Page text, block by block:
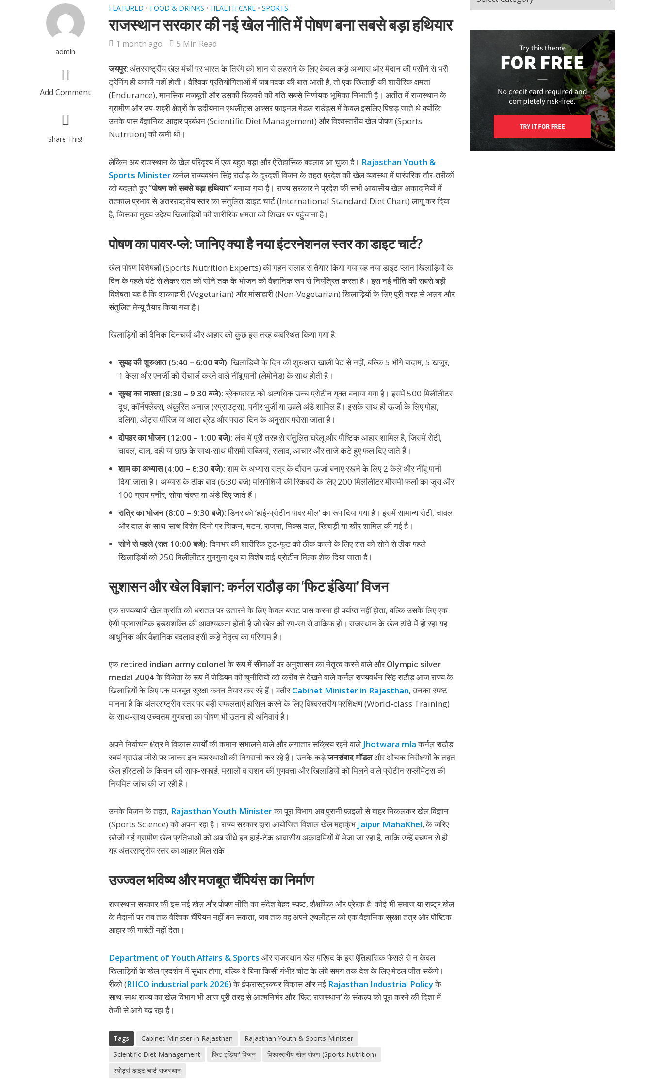
admin
Add Comment
Share This!
FEATURED • FOOD & DRINKS • HEALTH CARE • SPORTS
राजस्थान सरकार की नई खेल नीति में पोषण बना सबसे बड़ा हथियार
1 month ago 5 Min Read
जयपुर: अंतरराष्ट्रीय खेल मंचों पर भारत के तिरंगे को शान से लहराने के लिए केवल कड़े अभ्यास और मैदान की पसीने से भरी
ट्रेनिंग ही काफी नहीं होती। वैश्विक प्रतियोगिताओं में जब पदक की बात आती है, तो एक खिलाड़ी की शारीरिक क्षमता
(Endurance), मानसिक मजबूती और उसकी रिकवरी की गति सबसे निर्णायक भूमिका निभाती है। अतीत में राजस्थान के
ग्रामीण और उप-शहरी क्षेत्रों के उदीयमान एथलीट्स अक्सर फाइनल मेडल राउंड्स में केवल इसलिए पिछड़ जाते थे क्योंकि
उनके पास वैज्ञानिक आहार प्रबंधन (Scientific Diet Management) और विश्वस्तरीय खेल पोषण (Sports
Nutrition) की कमी थी।
लेकिन अब राजस्थान के खेल परिदृश्य में एक बहुत बड़ा और ऐतिहासिक बदलाव आ चुका है। Rajasthan Youth &
Sports Ministerकर्नल राज्यवर्धन सिंह राठौड़ के दूरदर्शी विजन के तहत प्रदेश की खेल व्यवस्था में पारंपरिक तौर-तरीकों
को बदलते हुए“पोषण को सबसे बड़ा हथियार”बनाया गया है। राज्य सरकार ने प्रदेश की सभी आवासीय खेल अकादमियों में
तत्काल प्रभाव से अंतरराष्ट्रीय स्तर का संतुलित डाइट चार्ट (International Standard Diet Chart) लागू कर दिया
है, जिसका मुख्य उद्देश्य खिलाड़ियों की शारीरिक क्षमता को शिखर पर पहुंचाना है।
पोषण का पावर-प्ले: जानिए क्या है नया इंटरनेशनल स्तर का डाइट चार्ट?
खेल पोषण विशेषज्ञों (Sports Nutrition Experts) की गहन सलाह से तैयार किया गया यह नया डाइट प्लान खिलाड़ियों के
दिन के पहले घंटे से लेकर रात को सोने तक के भोजन को वैज्ञानिक रूप से नियंत्रित करता है। इस नई नीति की सबसे बड़ी
विशेषता यह है कि शाकाहारी (Vegetarian) और मांसाहारी (Non-Vegetarian) खिलाड़ियों के लिए पूरी तरह से अलग और
संतुलित मेन्यू तैयार किया गया है।
खिलाड़ियों की दैनिक दिनचर्या और आहार को कुछ इस तरह व्यवस्थित किया गया है:
सुबह की शुरुआत (5:40 – 6:00 बजे):खिलाड़ियों के दिन की शुरुआत खाली पेट से नहीं, बल्कि 5 भीगे बादाम, 5 खजूर,
1 केला और एनर्जी को रीचार्ज करने वाले नींबू पानी (लेमोनेड) के साथ होती है।
सुबह का नाश्ता (8:30 – 9:30 बजे):ब्रेकफास्ट को अत्यधिक उच्च प्रोटीन युक्त बनाया गया है। इसमें 500 मिलीलीटर
दूध, कॉर्नफ्लेक्स, अंकुरित अनाज (स्प्राउट्स), पनीर भुर्जी या उबले अंडे शामिल हैं। इसके साथ ही ऊर्जा के लिए पोहा,
दलिया, ओट्स पॉरिज या आटा ब्रेड और पराठा दिन के अनुसार परोसा जाता है।
दोपहर का भोजन (12:00 – 1:00 बजे):लंच में पूरी तरह से संतुलित घरेलू और पौष्टिक आहार शामिल है, जिसमें रोटी,
चावल, दाल, दही या छाछ के साथ-साथ मौसमी सब्जियां, सलाद, आचार और ताजे कटे हुए फल दिए जाते हैं।
शाम का अभ्यास (4:00 – 6:30 बजे):शाम के अभ्यास सत्र के दौरान ऊर्जा बनाए रखने के लिए 2 केले और नींबू पानी
दिया जाता है। अभ्यास के ठीक बाद (6:30 बजे) मांसपेशियों की रिकवरी के लिए 200 मिलीलीटर मौसमी फलों का जूस और
100 ग्राम पनीर, सोया चंक्स या अंडे दिए जाते हैं।
रात्रि का भोजन (8:00 – 9:30 बजे):डिनर को ‘हाई-प्रोटीन पावर मील’ का रूप दिया गया है। इसमें सामान्य रोटी, चावल
और दाल के साथ-साथ विशेष दिनों पर चिकन, मटन, राजमा, मिक्स दाल, खिचड़ी या खीर शामिल की गई है।
सोने से पहले (रात 10:00 बजे):दिनभर की शारीरिक टूट-फूट को ठीक करने के लिए रात को सोने से ठीक पहले
खिलाड़ियों को 250 मिलीलीटर गुनगुना दूध या विशेष हाई-प्रोटीन मिल्क शेक दिया जाता है।
सुशासन और खेल विज्ञान: कर्नल राठौड़ का ‘फिट इंडिया’ विजन
एक राज्यव्यापी खेल क्रांति को धरातल पर उतारने के लिए केवल बजट पास करना ही पर्याप्त नहीं होता, बल्कि उसके लिए एक
ऐसी प्रशासनिक इच्छाशक्ति की आवश्यकता होती है जो खेल की रग-रग से वाकिफ हो। राजस्थान के खेल ढांचे में हो रहा यह
आधुनिक और वैज्ञानिक बदलाव इसी कड़े नेतृत्व का परिणाम है।
एक retired indian army colonelके रूप में सीमाओं पर अनुशासन का नेतृत्व करने वाले औरOlympic silver
medal 2004के विजेता के रूप में पोडियम की चुनौतियों को करीब से देखने वाले कर्नल राज्यवर्धन सिंह राठौड़ आज राज्य के
खिलाड़ियों के लिए एक मजबूत सुरक्षा कवच तैयार कर रहे हैं। बतौरCabinet Minister in Rajasthan, उनका स्पष्ट
मानना है कि अंतरराष्ट्रीय स्तर पर बड़ी सफलताएं हासिल करने के लिए विश्वस्तरीय प्रशिक्षण (World-class Training)
के साथ-साथ उच्चतम गुणवत्ता का पोषण भी उतना ही अनिवार्य है।
अपने निर्वाचन क्षेत्र में विकास कार्यों की कमान संभालने वाले और लगातार सक्रिय रहने वाले Jhotwara mlaकर्नल राठौड़
स्वयं ग्राउंड जीरो पर जाकर इन व्यवस्थाओं की निगरानी कर रहे हैं। उनके कड़ेजनसंवाद मॉडलऔर औचक निरीक्षणों के तहत
खेल हॉस्टलों के किचन की साफ-सफाई, मसालों व राशन की गुणवत्ता और खिलाड़ियों को मिलने वाले प्रोटीन सप्लीमेंट्स की
नियमित जांच की जा रही है।
उनके विजन के तहत, Rajasthan Youth Ministerका पूरा विभाग अब पुरानी फाइलों से बाहर निकलकर खेल विज्ञान
(Sports Science) को अपना रहा है। राज्य सरकार द्वारा आयोजित विशाल खेल महाकुंभ Jaipur MahaKhel, के जरिए
खोजी गई ग्रामीण खेल प्रतिभाओं को अब सीधे इन हाई-टेक आवासीय अकादमियों में भेजा जा रहा है, ताकि उन्हें बचपन से ही
यह अंतरराष्ट्रीय स्तर का आहार मिल सके।
उज्ज्वल भविष्य और मजबूत चैंपियंस का निर्माण
राजस्थान सरकार की इस नई खेल और पोषण नीति का संदेश बेहद स्पष्ट, शैक्षणिक और प्रेरक है: कोई भी समाज या राष्ट्र खेल
के मैदानों पर तब तक वैश्विक चैंपियन नहीं बन सकता, जब तक वह अपने एथलीट्स को एक वैज्ञानिक सुरक्षा तंत्र और पौष्टिक
आहार की गारंटी नहीं देता।
Department of Youth Affairs & Sports और राजस्थान खेल परिषद के इस ऐतिहासिक फैसले से न केवल
खिलाड़ियों के खेल प्रदर्शन में सुधार होगा, बल्कि वे बिना किसी गंभीर चोट के लंबे समय तक देश के लिए मेडल जीत सकेंगे।
रीको (RIICO industrial park 2026) के इंफ्रास्ट्रक्चर विकास और नई Rajasthan Industrial Policyके
साथ-साथ राज्य का खेल विभाग भी आज पूरी तरह से आत्मनिर्भर और ‘फिट राजस्थान’ के संकल्प को पूरा करने की दिशा में
तेजी से आगे बढ़ रहा है।
Tags Cabinet Minister in Rajasthan
Rajasthan Youth & Sports Minister
Scientific Diet Management
फिट इंडिया' विजन
विश्वस्तरीय खेल पोषण (Sports Nutrition)
स्पोर्ट्स डाइट चार्ट राजस्थान